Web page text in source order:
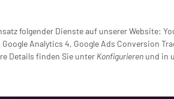
folgender Dienste auf unserer Website:
Analytics 4, Google Ads Conversion
Details finden Sie unter Konfigurieren und in